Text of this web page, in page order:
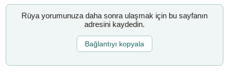
Rüya yorumunuza daha sonra ulaşmak için bu sayfanın
adresini kaydedin.
Bağlantıyı kopyala